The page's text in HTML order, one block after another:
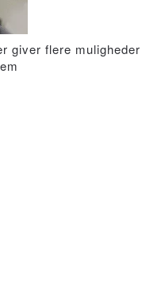
giver flere muligheder